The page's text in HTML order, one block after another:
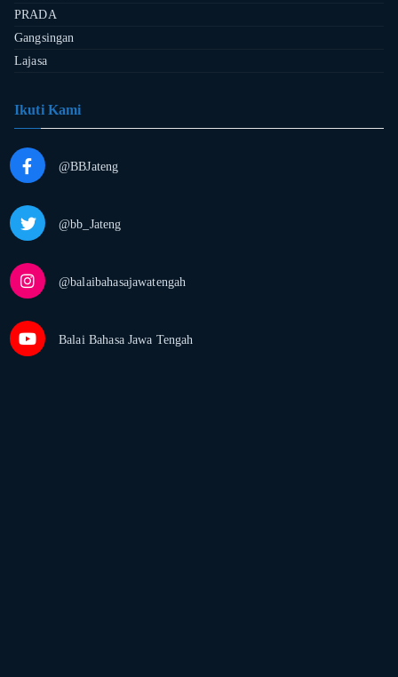
PRADA
Gangsingan
Lajasa
Ikuti Kami
@BBJateng
@bb_Jateng
@balaibahasajawatengah
Balai Bahasa Jawa Tengah